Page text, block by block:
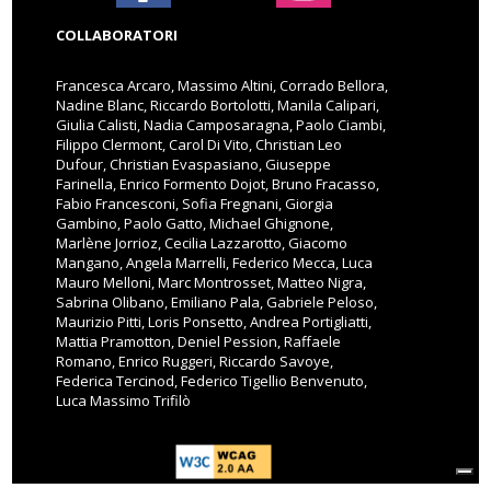
COLLABORATORI
Francesca Arcaro, Massimo Altini, Corrado Bellora,
Nadine Blanc, Riccardo Bortolotti, Manila Calipari,
Giulia Calisti, Nadia Camposaragna, Paolo Ciambi,
Filippo Clermont, Carol Di Vito, Christian Leo
Dufour, Christian Evaspasiano, Giuseppe
Farinella, Enrico Formento Dojot, Bruno Fracasso,
Fabio Francesconi, Sofia Fregnani, Giorgia
Gambino, Paolo Gatto, Michael Ghignone,
Marlène Jorrioz, Cecilia Lazzarotto, Giacomo
Mangano, Angela Marrelli, Federico Mecca, Luca
Mauro Melloni, Marc Montrosset, Matteo Nigra,
Sabrina Olibano, Emiliano Pala, Gabriele Peloso,
Maurizio Pitti, Loris Ponsetto, Andrea Portigliatti,
Mattia Pramotton, Deniel Pession, Raffaele
Romano, Enrico Ruggeri, Riccardo Savoye,
Federica Tercinod, Federico Tigellio Benvenuto,
Luca Massimo Trifilò